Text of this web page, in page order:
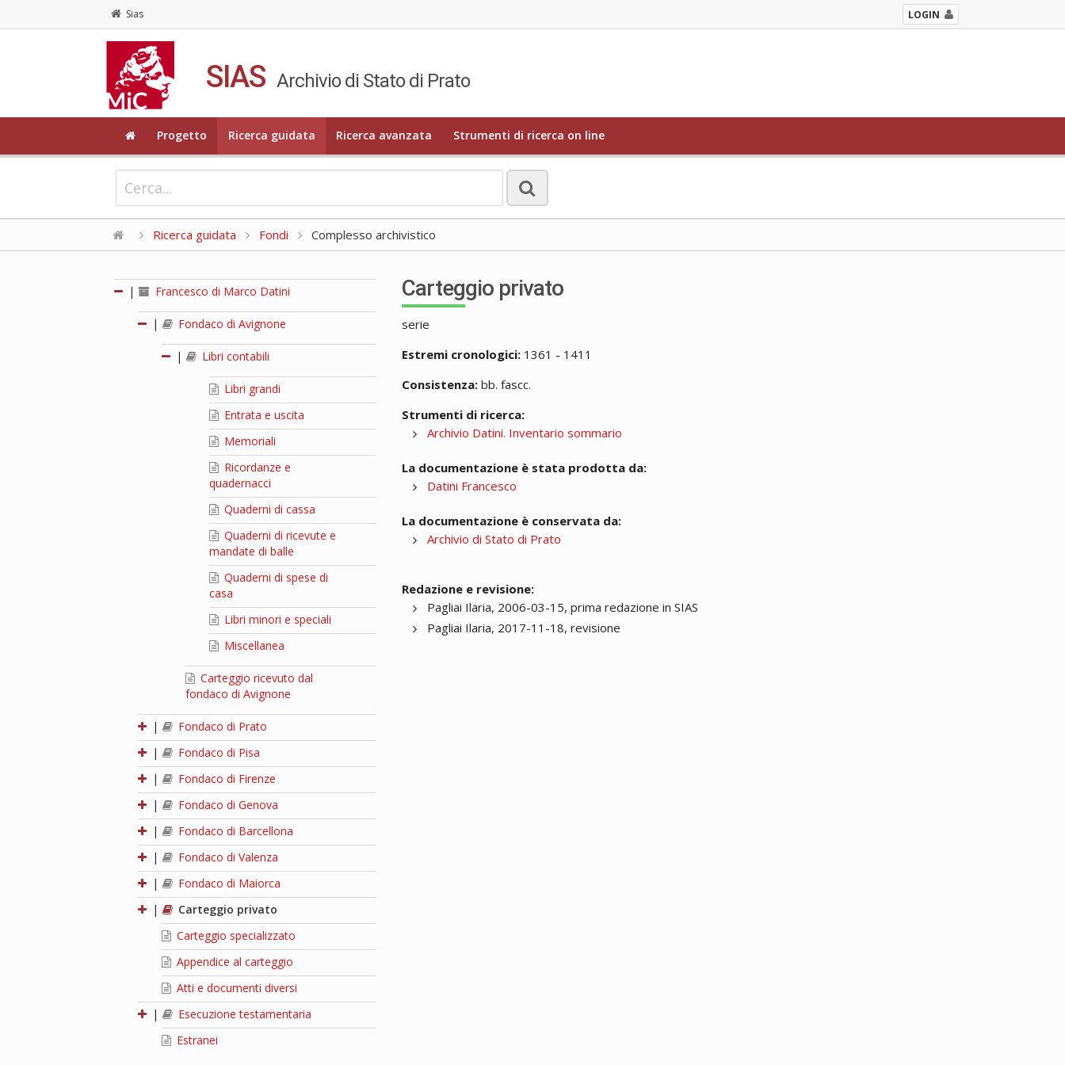
Sias LOGIN
SIAS Archivio di Stato di Prato
Progetto Ricerca guidata Ricerca avanzata Strumenti di ricerca on line
Ricerca guidata Fondi Complesso archivistico
| Francesco di Marco Datini
| Fondaco di Avignone
| Libri contabili
Libri grandi
Entrata e uscita
Memoriali
Ricordanze e
quadernacci
Quaderni di cassa
Quaderni di ricevute e
mandate di balle
Quaderni di spese di
casa
Libri minori e speciali
Miscellanea
Carteggio ricevuto dal
fondaco di Avignone
|
Fondaco di Prato
|
Fondaco di Pisa
|
Fondaco di Firenze
|
Fondaco di Genova
|
Fondaco di Barcellona
|
Fondaco di Valenza
|
Fondaco di Maiorca
|
Carteggio privato
Carteggio specializzato
Appendice al carteggio
Atti e documenti diversi
|
Esecuzione testamentaria
Estranei
Carteggio privato
serie
Estremi cronologici: 1361 - 1411
Consistenza: bb. fascc.
Strumenti di ricerca:
Archivio Datini. Inventario sommario
La documentazione è stata prodotta da:
Datini Francesco
La documentazione è conservata da:
Archivio di Stato di Prato
Redazione e revisione:
Pagliai Ilaria, 2006-03-15, prima redazione in SIAS
Pagliai Ilaria, 2017-11-18, revisione